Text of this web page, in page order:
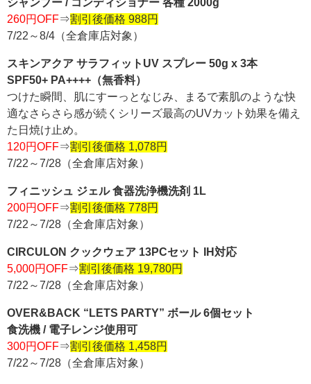
シャンプー / コンディショナー 各種 2000g
260円OFF⇒割引後価格 988円
7/22～8/4（全倉庫店対象）
スキンアクア サラフィットUV スプレー 50g x 3本
SPF50+ PA++++（無香料）
つけた瞬間、肌にすーっとなじみ、まるで素肌のような快
適なさらさら感が続くシリーズ最高のUVカット効果を備え
た日焼け止め。
120円OFF⇒割引後価格 1,078円
7/22～7/28（全倉庫店対象）
フィニッシュ ジェル 食器洗浄機洗剤 1L
200円OFF⇒割引後価格 778円
7/22～7/28（全倉庫店対象）
CIRCULON クックウェア 13PCセット IH対応
5,000円OFF⇒割引後価格 19,780円
7/22～7/28（全倉庫店対象）
OVER&BACK “LETS PARTY” ボール 6個セット
食洗機 / 電子レンジ使用可
300円OFF⇒割引後価格 1,458円
7/22～7/28（全倉庫店対象）